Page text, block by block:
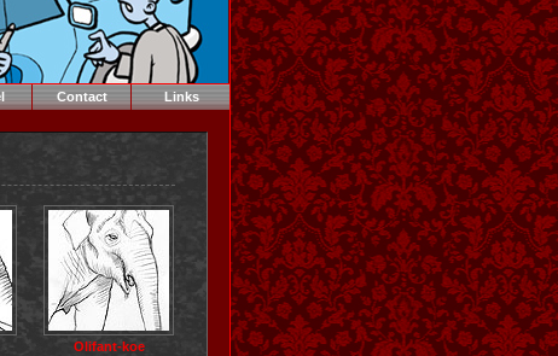
Links
Contact
Olifant-koe